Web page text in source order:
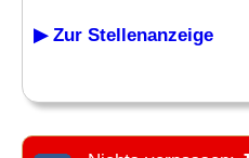
▶ Zur Stellenanzeige